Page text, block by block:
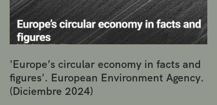
'Europe’s circular economy in facts and
figures'. European Environment Agency.
(Diciembre 2024)